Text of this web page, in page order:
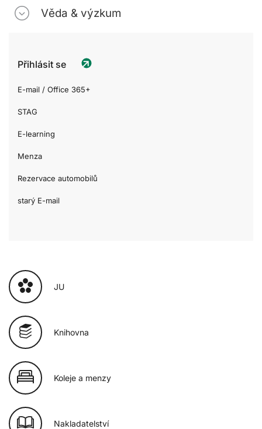
Věda & výzkum
Přihlásit se
E-mail / Office 365+
STAG
E-learning
Menza
Rezervace automobilů
starý E-mail
JU
Knihovna
Koleje a menzy
Nakladatelství